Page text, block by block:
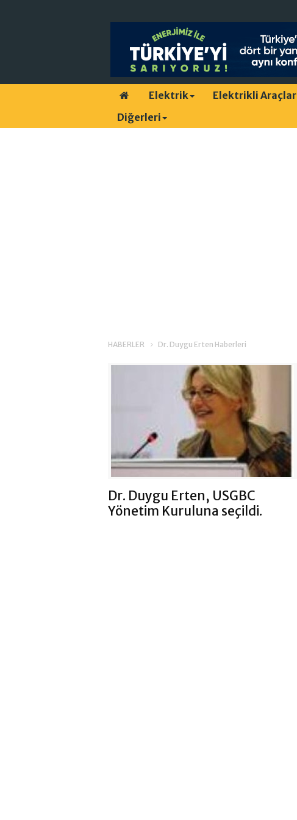
Elektrik Elektrikli Araçlar
Diğerleri
HABERLER Dr. Duygu Erten Haberleri
Dr. Duygu Erten, USGBC
Yönetim Kuruluna seçildi.